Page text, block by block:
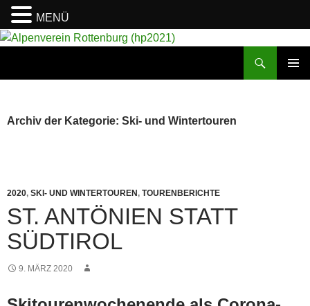
Archiv der Kategorie: Ski- und Wintertouren
2020, SKI- UND WINTERTOUREN, TOURENBERICHTE
ST. ANTÖNIEN STATT
SÜDTIROL
9. MÄRZ 2020
MENÜ